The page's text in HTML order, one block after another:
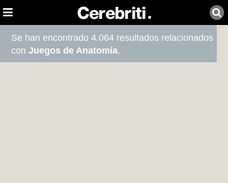
Se han encontrado 4.064 resultados relacionados
conJuegos de Anatomía.